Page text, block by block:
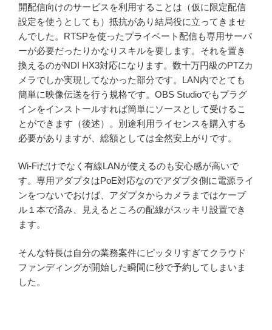
開配信向けのサービスを利用することは（仮に限定配信
設定を使うとしても）抵抗があり結局役に立ってきませ
んでした。RTSPを使ったプライベート配信も専用サーバ
ーが必要だったりかなりスキルを要します。それを置き
換えるのがNDI HX3対応になります。数十万円級のPTZカ
メラでしか実現してなかった部分です。LAN内でとても
簡単に映像伝送を行う規格です。OBS Studioでもプラグ
インをインストールすれば簡単にソースとして受けるこ
とができます（後述）。別途利用ライセンスを購入する
必要がありますが、総額としては全然安上がりです。
Wi-Fiだけでなく有線LANが使えるのも安心感が高いで
す。専用アダプタはPoE対応なのでアダプタ側に電源ライ
ンをつないでおけば、アダプタからカメラまではケーブ
ル１本で済み、見えるところの配線がスッキリ設置でき
ます。
そんな特長は自分の業務案件にピッタリすぎてクラウド
ファンディングが開始した瞬間に秒で予約してしまいま
した。